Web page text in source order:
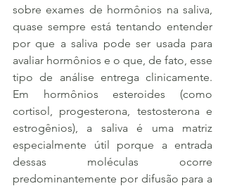
sobre exames de hormônios na saliva,
quase sempre está tentando entender
por que a saliva pode ser usada para
avaliar hormônios e o que, de fato, esse
tipo de análise entrega clinicamente.
Em hormônios esteroides (como
cortisol, progesterona, testosterona e
estrogênios), a saliva é uma matriz
especialmente útil porque a entrada
dessas moléculas ocorre
predominantemente por difusão para a